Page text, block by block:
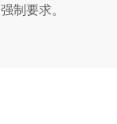
制要求。